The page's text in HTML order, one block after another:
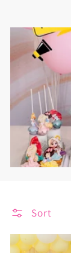
Sort